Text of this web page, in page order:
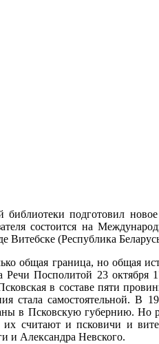
библиотеки подготовил
состоится на
Витебске (Республика
общая граница, но общая
Речи Посполитой 23 октября
в составе пяти
стала самостоятельной. В
в Псковскую губернию. Но
считают и псковичи и
и Александра Невского.